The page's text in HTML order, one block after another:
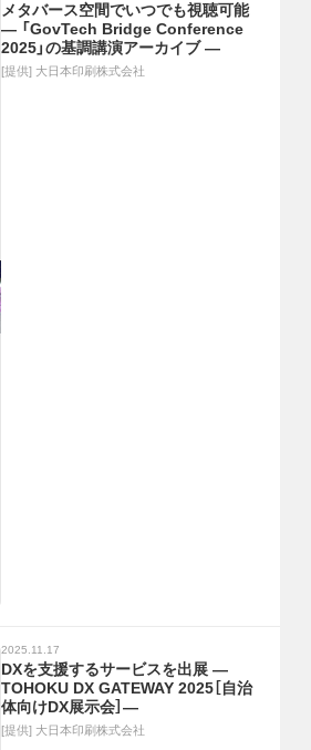
メタバース空間でいつでも視聴可能
― 「GovTech Bridge Conference
2025」の基調講演アーカイブ ―
[提供] 大日本印刷株式会社
2025.11.17
DXを支援するサービスを出展 ―
TOHOKU DX GATEWAY 2025［自治
体向けDX展示会］―
[提供] 大日本印刷株式会社